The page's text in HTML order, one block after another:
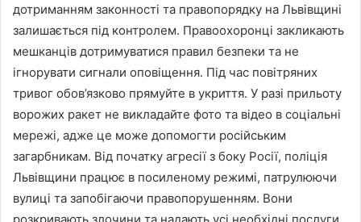
дотриманням законності та правопорядку на Львівщині
залишається під контролем. Правоохоронці закликають
мешканців дотримуватися правил безпеки та не
ігнорувати сигнали оповіщення. Під час повітряних
тривог обов’язково прямуйте в укриття. У разі прильоту
ворожих ракет не викладайте фото та відео в соціальні
мережі, адже це може допомогти російським
загарбникам. Від початку агресії з боку Росії, поліція
Львівщини працює в посиленому режимі, патрулюючи
вулиці та запобігаючи правопорушенням. Вони